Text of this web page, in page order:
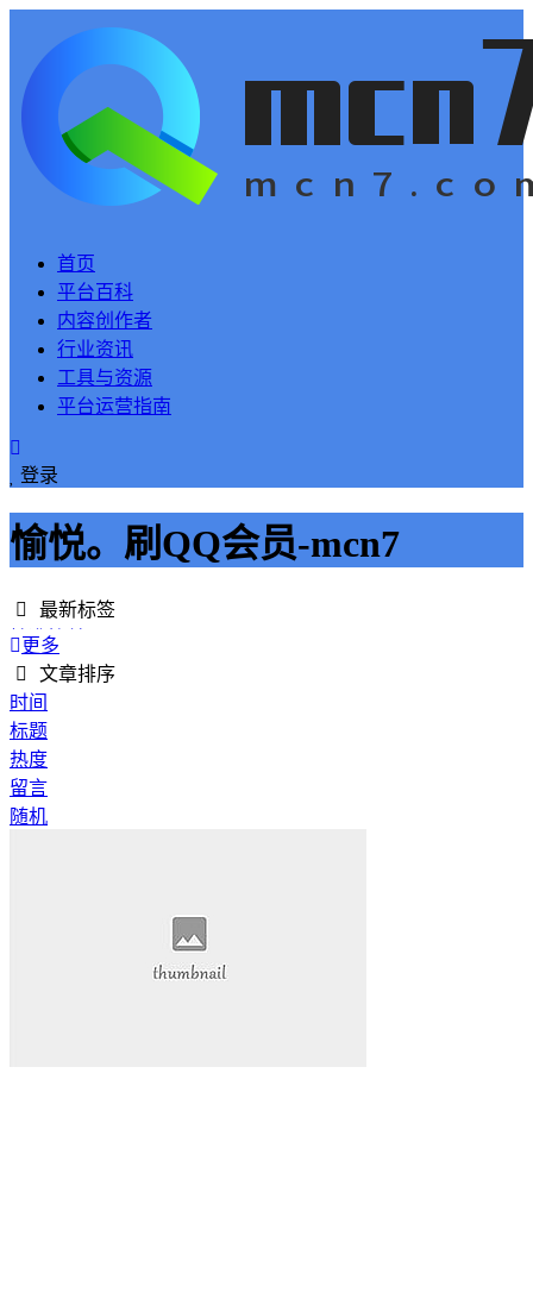
首页
平台百科
内容创作者
行业资讯
工具与资源
平台运营指南
登录
愉悦。刷QQ会员-mcn7
最新标签
精准接单
接单网
安全下单
成绩改进
学历提升
提升竞争力
代刷网站
更多
文章排序
时间
标题
热度
留言
随机